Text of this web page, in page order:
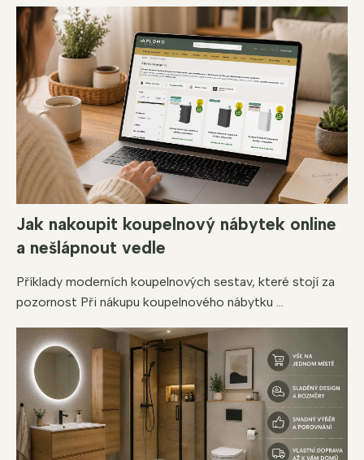
Jak nakoupit koupelnový nábytek online
a nešlápnout vedle
Příklady moderních koupelnových sestav, které stojí za
pozornost Při nákupu koupelnového nábytku ...